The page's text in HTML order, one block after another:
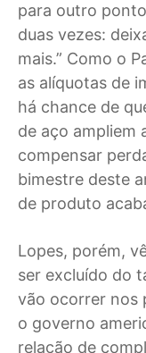
para outro
duas vezes:
mais.” Como o
as alíquotas de
há chance de
de aço ampliem
compensar
bimestre deste
de produto
Lopes, porém,
ser excluído do
vão ocorrer nos
o governo
relação de